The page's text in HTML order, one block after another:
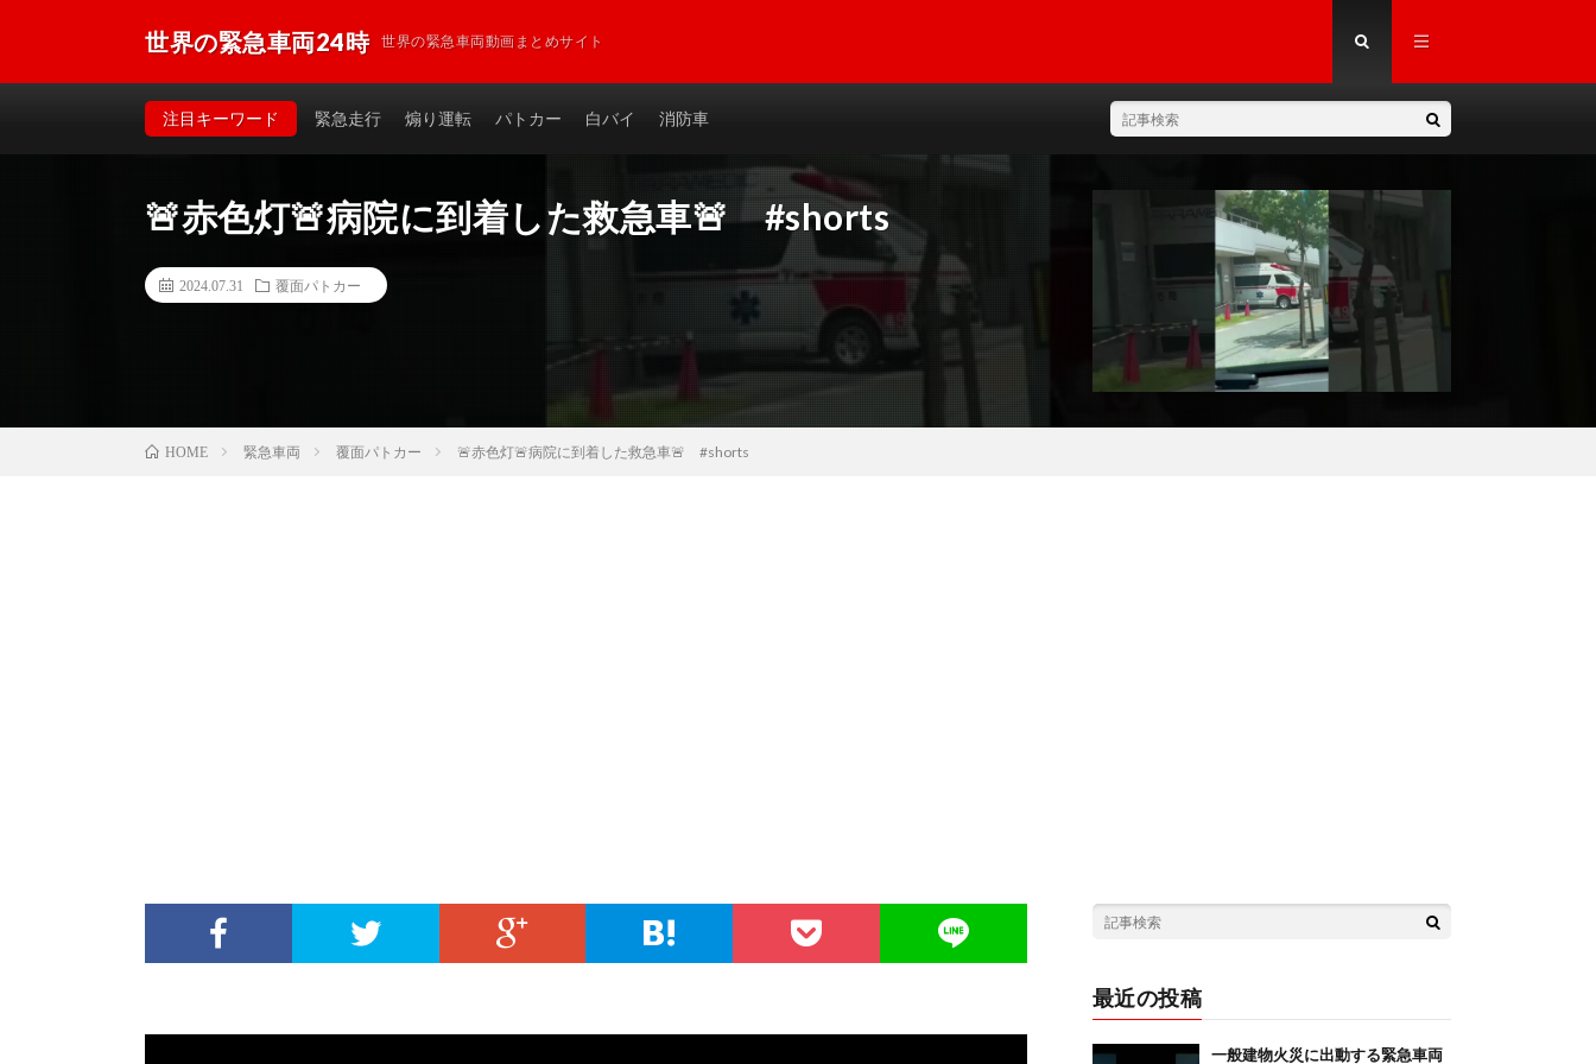
世界の緊急車両24時 世界の緊急車両動画まとめサイト
注目キーワード 緊急走行 煽り運転 パトカー 白バイ 消防車
🚨赤色灯🚨病院に到着した救急車🚨 #shorts
2024.07.31 覆面パトカー
HOME 緊急車両 覆面パトカー 🚨赤色灯🚨病院に到着した救急車🚨 #shorts
最近の投稿
一般建物火災に出動する緊急車両